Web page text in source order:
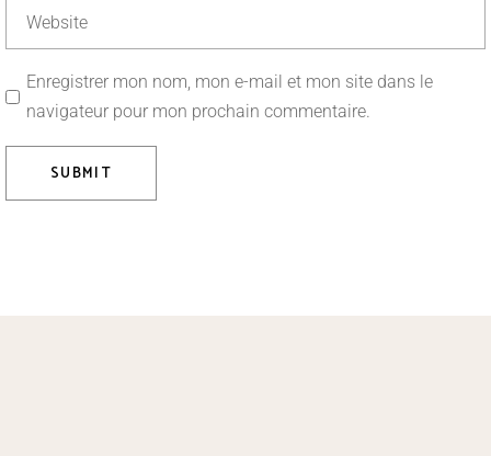
Enregistrer mon nom, mon e-mail et mon site dans le
navigateur pour mon prochain commentaire.
SUBMIT